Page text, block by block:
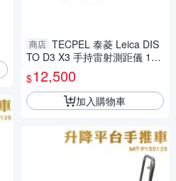
商店 TECPEL 泰菱 Leica DIS
TO D3 X3 手持雷射測距儀 150
米 公司貨 萊卡 徠卡 測距儀 (非
D3a)
$12,500
加入購物車